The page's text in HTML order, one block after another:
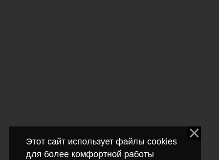
Этот сайт использует файлы cookies
для более комфортной работы